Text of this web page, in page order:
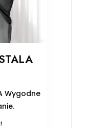
Wygodne